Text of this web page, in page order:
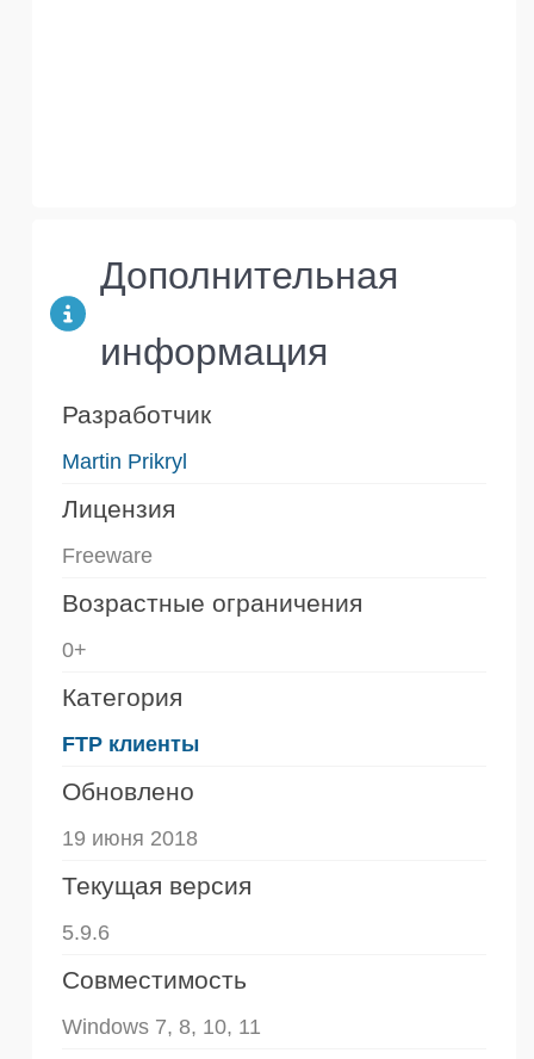
Дополнительная
информация
Разработчик
Martin Prikryl
Лицензия
Freeware
Возрастные ограничения
0+
Категория
FTP клиенты
Обновлено
19 июня 2018
Текущая версия
5.9.6
Совместимость
Windows 7, 8, 10, 11